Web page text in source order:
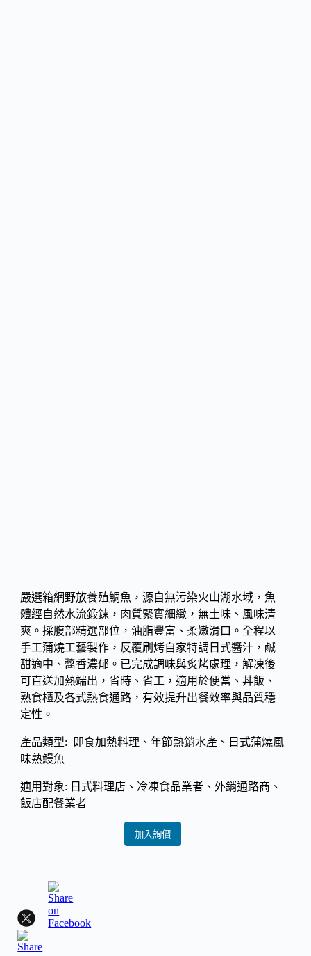
嚴選箱網野放養殖鯛魚，源自無污染火山湖水域，魚
體經自然水流鍛鍊，肉質緊實細緻，無土味、風味清
爽。採腹部精選部位，油脂豐富、柔嫩滑口。全程以
手工蒲燒工藝製作，反覆刷烤自家特調日式醬汁，鹹
甜適中、醬香濃郁。已完成調味與炙烤處理，解凍後
可直送加熱端出，省時、省工，適用於便當、丼飯、
熟食櫃及各式熱食通路，有效提升出餐效率與品質穩
定性。
產品類型: 即食加熱料理、年節熱銷水產、日式蒲燒風
味熟鰻魚
適用對象: 日式料理店、冷凍食品業者、外銷通路商、
飯店配餐業者
加入詢價